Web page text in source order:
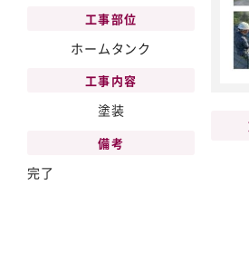
工事部位
ホームタンク
工事内容
塗装
備考
完了